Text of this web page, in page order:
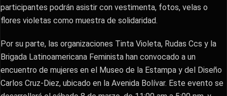
participantes podrán asistir con vestimenta, fotos, velas o
flores violetas como muestra de solidaridad.
Por su parte, las organizaciones Tinta Violeta, Rudas Ccs y la
Brigada Latinoamericana Feminista han convocado a un
encuentro de mujeres en el Museo de la Estampa y del Diseño
Carlos Cruz-Diez, ubicado en la Avenida Bolívar. Este evento se